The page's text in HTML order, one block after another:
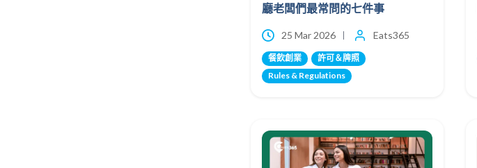
廳老闆們最常問的七件事
25 Mar 2026 Eats365
餐飲創業
許可＆牌照
Rules & Regulations